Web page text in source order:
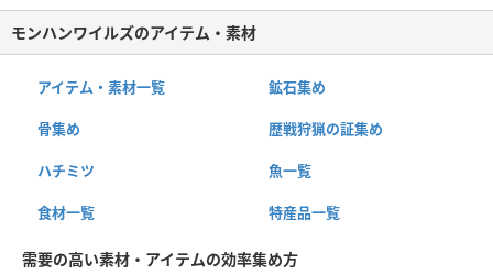
モンハンワイルズのアイテム・素材
アイテム・素材一覧 鉱石集め
骨集め 歴戦狩猟の証集め
ハチミツ 魚一覧
食材一覧 特産品一覧
需要の高い素材・アイテムの効率集め方